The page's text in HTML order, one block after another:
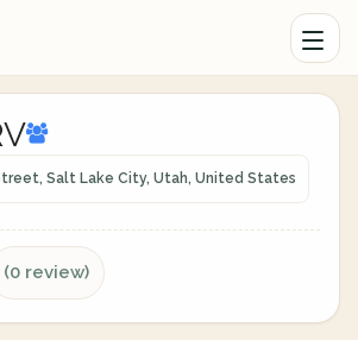
Salt Lake City, Utah, United States
(0 review)